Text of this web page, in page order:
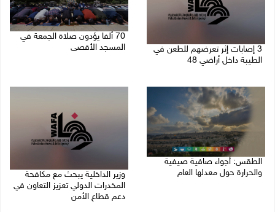
3 إصابات إثر تعرضهم للطعن في
الطيبة داخل أراضي 48
70 ألفا يؤدون صلاة الجمعة في
المسجد الأقصى
الطقس: أجواء صافية صيفية
والحرارة حول معدلها العام
وزير الداخلية يبحث مع مكافحة
المخدرات الدولي تعزيز التعاون في
دعم قطاع الأمن